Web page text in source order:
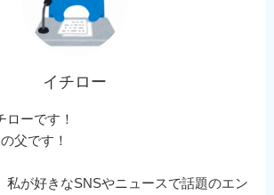
イチロー
ローです！
父です！
私が好きなSNSやニュースで話題のエン